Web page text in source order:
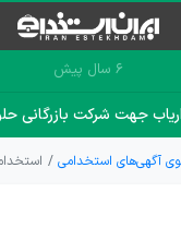
۶ سال پیش
جهت شرکت بازرگانی
آگهی‌های استخدامی